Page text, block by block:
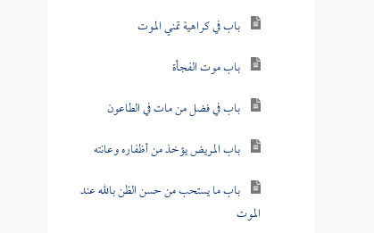
باب في كراهية تمني الموت
باب موت الفجأة
باب في فضل من مات في الطاعون
باب المريض يؤخذ من أظفاره وعانته
باب ما يستحب من حسن الظن بالله عند
الموت